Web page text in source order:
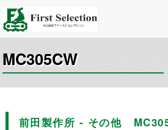
MC305CW
前田製作所 - その他